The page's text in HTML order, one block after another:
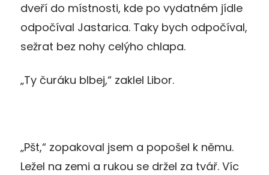
dveří do místnosti, kde po vydatném jídle
odpočíval Jastarica. Taky bych odpočíval,
sežrat bez nohy celýho chlapa.
„Ty čuráku blbej,“ zaklel Libor.
„Pšt,“ zopakoval jsem a popošel k němu.
Ležel na zemi a rukou se držel za tvář. Víc